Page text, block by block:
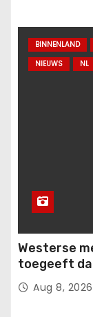
BINNENLAND
NIEUWS
NL
Westerse
toegeeft
Israëlische
Aug 8, 2026